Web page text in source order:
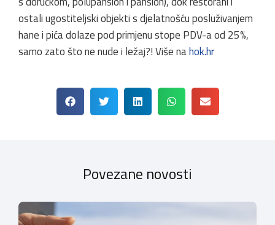
ostali ugostiteljski objekti s djelatnošću posluživanjem
hane i pića dolaze pod primjenu stope PDV-a od 25%,
samo zato što ne nude i ležaj?! Više nahok.hr
Povezane novosti